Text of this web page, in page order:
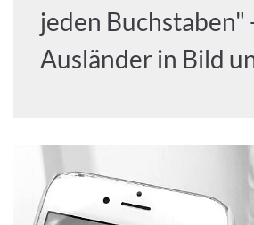
jeden Buchstaben"
Ausländer in Bild